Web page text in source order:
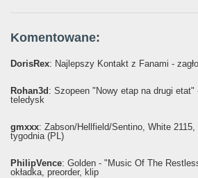
Komentowane:
DorisRex: Najlepszy Kontakt z Fanami -
Rohan3d: Szopeen "Nowy etap na drugi etat"
teledysk
gmxxx: Żabson/Hellfield/Sentino, White
tygodnia (PL)
PhilipVence: Golden - "Music Of The
okładka, preorder, klip